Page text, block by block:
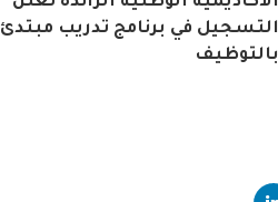
التسجيل في برنامج تدريب مبتدئ
بالتوظيف